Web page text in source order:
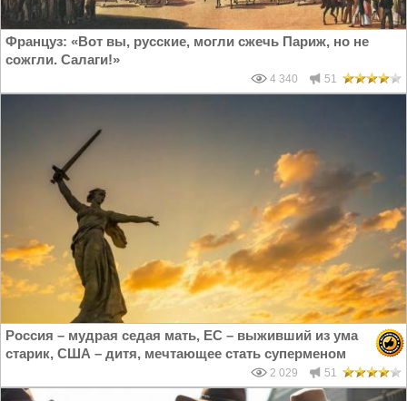
Француз: «Вот вы, русские, могли сжечь Париж, но не
сожгли. Салаги!»
4 340 51
Россия – мудрая седая мать, ЕС – выживший из ума
старик, США – дитя, мечтающее стать суперменом
2 029 51